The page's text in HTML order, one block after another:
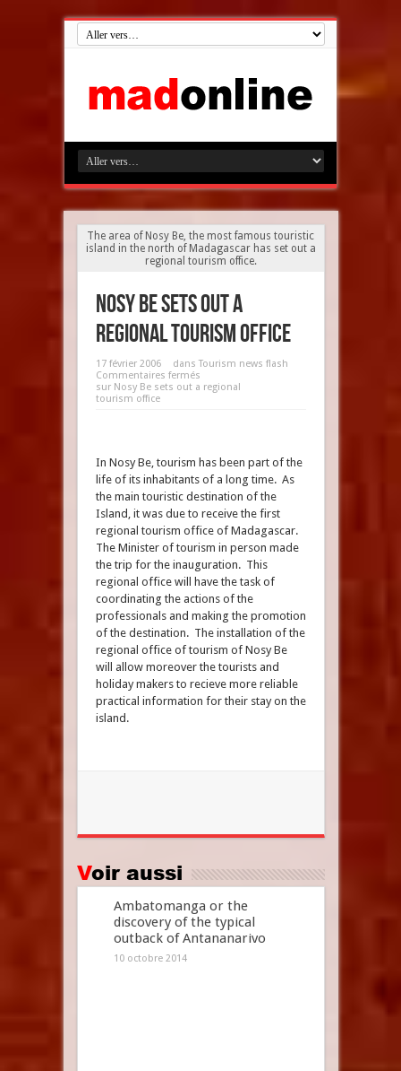
The area of Nosy Be, the most famous touristic
island in the north of Madagascar has set out a
regional tourism office.
Nosy Be sets out a
regional tourism office
17 février 2006 dansTourism news flash
Commentaires fermés
sur Nosy Be sets out a regional
tourism office
In Nosy Be, tourism has been part of the
life of its inhabitants of a long time. As
the main touristic destination of the
Island, it was due to receive the first
regional tourism office of Madagascar.
The Minister of tourism in person made
the trip for the inauguration. This
regional office will have the task of
coordinating the actions of the
professionals and making the promotion
of the destination. The installation of the
regional office of tourism of Nosy Be
will allow moreover the tourists and
holiday makers to recieve more reliable
practical information for their stay on the
island.
Voir aussi
Ambatomanga or the
discovery of the typical
outback of Antananarivo
10 octobre 2014